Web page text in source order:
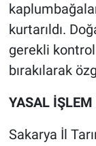
kurtarıldı.
gerekli
bırakılarak
YASAL
Sakarya İl